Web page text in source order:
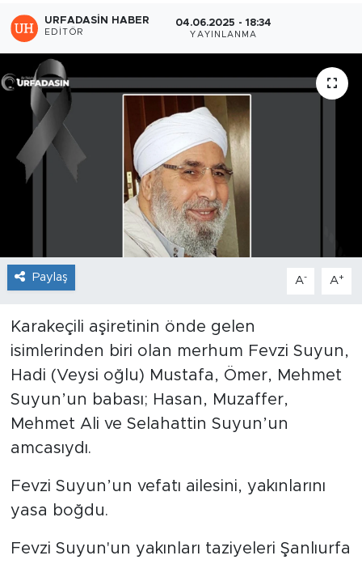
URFADASIN HABER
EDITÖR
04.06.2025 - 18:34
YAYINLANMA
Paylaş A- A+
Karakeçili aşiretinin önde gelen
isimlerinden biri olan merhum Fevzi Suyun,
Hadi (Veysi oğlu) Mustafa, Ömer, Mehmet
Suyun’un babası; Hasan, Muzaffer,
Mehmet Ali ve Selahattin Suyun’un
amcasıydı.
Fevzi Suyun’un vefatı ailesini, yakınlarını
yasa boğdu.
Fevzi Suyun'un yakınları taziyeleri Şanlıurfa